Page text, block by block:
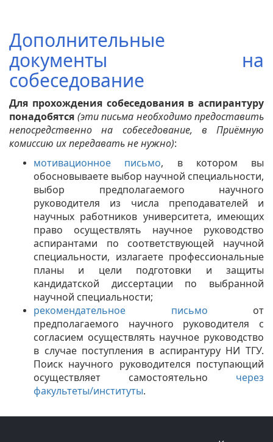
Дополнительные
документы на
собеседование
Для прохождения собеседования в аспирантуру
понадобятся (эти письма необходимо предоставить
непосредственно на собеседование, в Приёмную
комиссию их передавать не нужно):
мотивационное письмо, в котором вы
обосновываете выбор научной специальности,
выбор предполагаемого научного
руководителя из числа преподавателей и
научных работников университета, имеющих
право осуществлять научное руководство
аспирантами по соответствующей научной
специальности, излагаете профессиональные
планы и цели подготовки и защиты
кандидатской диссертации по выбранной
научной специальности;
рекомендательное письмо от
предполагаемого научного руководителя с
согласием осуществлять научное руководство
в случае поступления в аспирантуру НИ ТГУ.
Поиск научного руководителся поступающий
осуществляет самостоятельно через
факультеты/институты.